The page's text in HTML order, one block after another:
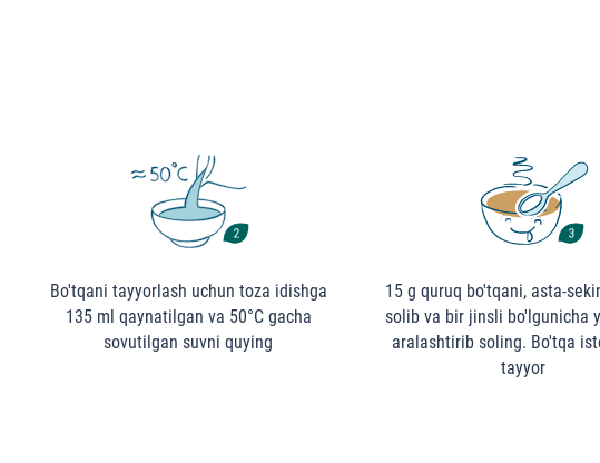
Bo'tqani tayyorlash uchun toza idishga
135 ml qaynatilgan va 50°C gacha
sovutilgan suvni quying
15 g quruq bo'tqani, asta-
solib va bir jinsli bo'lgunicha
aralashtirib soling. Bo'tqa
tayyor